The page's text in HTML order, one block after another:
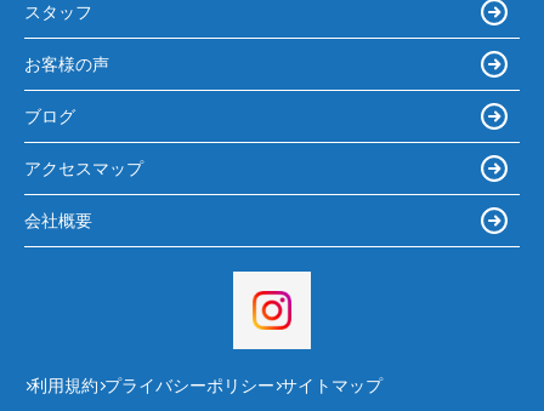
スタッフ
お客様の声
ブログ
アクセスマップ
会社概要
利用規約 プライバシーポリシー サイトマップ